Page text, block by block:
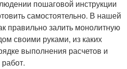
пошаговой инструкции
самостоятельно. В нашей
правильно залить монолитную
своими руками, из каких
выполнения расчетов и